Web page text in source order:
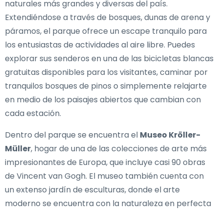
naturales más grandes y diversas del país.
Extendiéndose a través de bosques, dunas de arena y
páramos, el parque ofrece un escape tranquilo para
los entusiastas de actividades al aire libre. Puedes
explorar sus senderos en una de las bicicletas blancas
gratuitas disponibles para los visitantes, caminar por
tranquilos bosques de pinos o simplemente relajarte
en medio de los paisajes abiertos que cambian con
cada estación.
Dentro del parque se encuentra el Museo Kröller-
Müller, hogar de una de las colecciones de arte más
impresionantes de Europa, que incluye casi 90 obras
de Vincent van Gogh. El museo también cuenta con
un extenso jardín de esculturas, donde el arte
moderno se encuentra con la naturaleza en perfecta